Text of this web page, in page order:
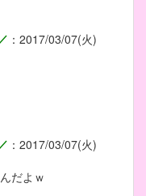
： 2017/03/07(火)
： 2017/03/07(火)
だよｗ